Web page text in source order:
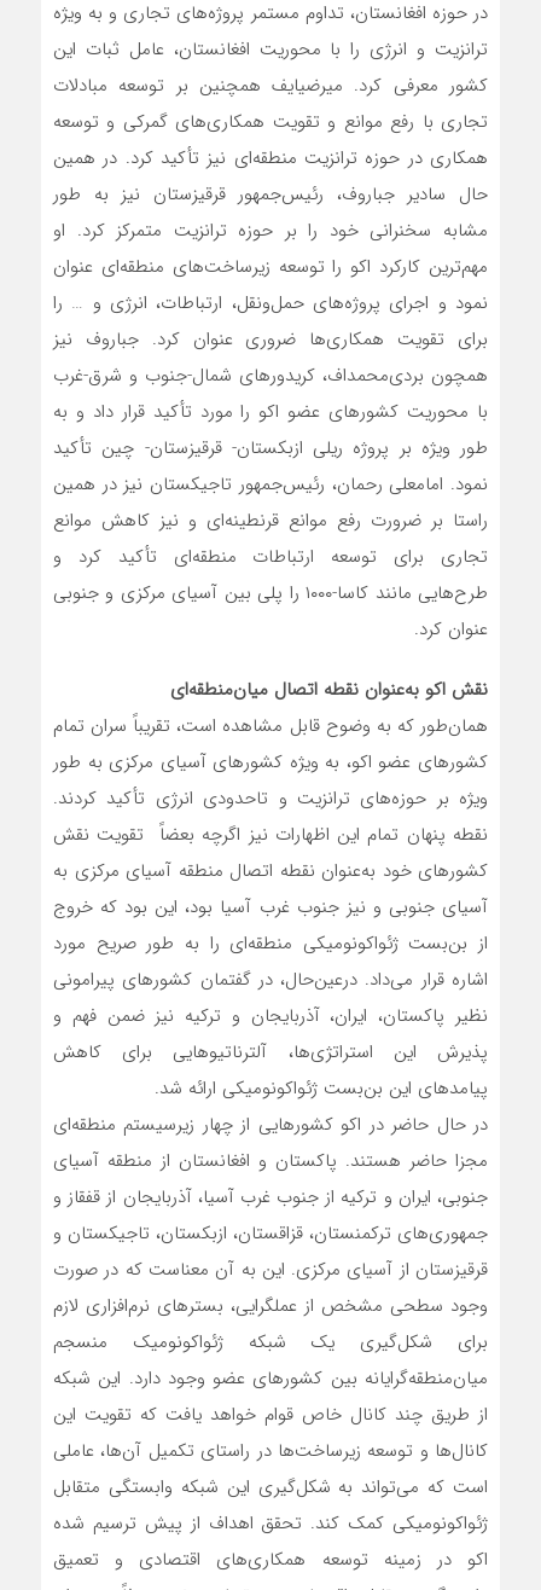
در حوزه افغانستان، تداوم مستمر پروژه‌های تجاری و به ویژه
ترانزیت و انرژی را با محوریت افغانستان، عامل ثبات این
کشور معرفی کرد. میرضیایف همچنین بر توسعه مبادلات
تجاری با رفع موانع و تقویت همکاری‌های گمرکی و توسعه
همکاری در حوزه ترانزیت منطقه‌ای نیز تأکید کرد. در همین
حال سادیر جباروف، رئیس‌جمهور قرقیزستان نیز به طور
مشابه سخنرانی خود را بر حوزه ترانزیت متمرکز کرد. او
مهم‌ترین کارکرد اکو را توسعه زیرساخت‌های منطقه‌ای عنوان
نمود و اجرای پروژه‌های حمل‌و‌نقل، ارتباطات، انرژی و … را
برای تقویت همکاری‌ها ضروری عنوان کرد. جباروف نیز
همچون بردی‌محمداف، کریدورهای شمال-جنوب و شرق-غرب
با محوریت کشورهای عضو اکو را مورد تأکید قرار داد و به
طور ویژه بر پروژه ریلی ازبکستان- قرقیزستان- چین تأکید
نمود. امامعلی رحمان، رئیس‌جمهور تاجیکستان نیز در همین
راستا بر ضرورت رفع موانع قرنطینه‌ای و نیز کاهش موانع
تجاری برای توسعه ارتباطات منطقه‌ای تأکید کرد و
طرح‌هایی مانند کاسا-۱۰۰۰ را پلی بین آسیای مرکزی و جنوبی
عنوان کرد.
نقش اکو به‌عنوان نقطه اتصال میان‌منطقه‌ای
همان‌طور که به وضوح قابل مشاهده است، تقریباً سران تمام
کشورهای عضو اکو، به ویژه کشورهای آسیای مرکزی به طور
ویژه بر حوزه‌های ترانزیت و تاحدودی انرژی تأکید کردند.
نقطه پنهان تمام این اظهارات نیز اگرچه بعضاً تقویت نقش
کشورهای خود به‌عنوان نقطه اتصال منطقه‌ آسیای مرکزی به
آسیای جنوبی و نیز جنوب غرب آسیا بود، این بود که خروج
از بن‌بست ژئواکونومیکی منطقه‌ای را به طور صریح مورد
اشاره قرار می‌داد. درعین‌حال، در گفتمان کشورهای پیرامونی
نظیر پاکستان، ایران، آذربایجان و ترکیه نیز ضمن فهم و
پذیرش این استراتژی‌ها، آلترناتیوهایی برای کاهش
پیامدهای این بن‌بست ژئواکونومیکی ارائه شد.
در حال حاضر در اکو کشورهایی از چهار زیرسیستم منطقه‌ای
مجزا حاضر هستند. پاکستان و افغانستان از منطقه آسیای
جنوبی، ایران و ترکیه از جنوب غرب آسیا، آذربایجان از قفقاز و
جمهوری‌های ترکمنستان، قزاقستان، ازبکستان، تاجیکستان و
قرقیزستان از آسیای مرکزی. این به آن معناست که در صورت
وجود سطحی مشخص از عملگرایی، بسترهای نرم‌افزاری لازم
برای شکل‌گیری یک شبکه ژئواکونومیک منسجم
میان‌منطقه‌گرایانه بین کشورهای عضو وجود دارد. این شبکه
از طریق چند کانال خاص قوام خواهد یافت که تقویت این
کانال‌ها و توسعه زیرساخت‌ها در راستای تکمیل آن‌ها، عاملی
است که می‌تواند به شکل‌گیری این شبکه وابستگی متقابل
ژئواکونومیکی کمک کند. تحقق اهداف از پیش ترسیم شده
اکو در زمینه توسعه همکاری‌های اقتصادی و تعمیق